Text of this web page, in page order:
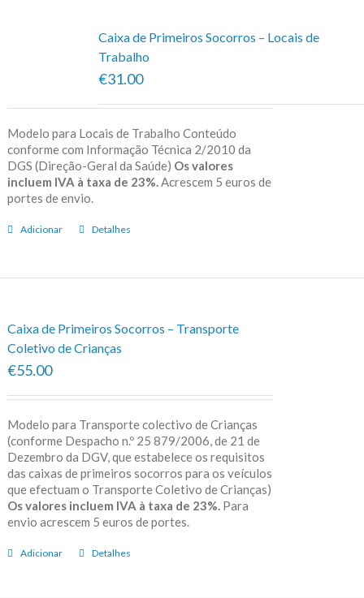
Caixa de Primeiros Socorros – Locais de
Trabalho
€31.00
Modelo para Locais de Trabalho Conteúdo
conforme com Informação Técnica 2/2010 da
DGS (Direção-Geral da Saúde) Os valores
incluem IVA à taxa de 23%. Acrescem 5 euros de
portes de envio.
Adicionar Detalhes
Caixa de Primeiros Socorros – Transporte
Coletivo de Crianças
€55.00
Modelo para Transporte colectivo de Crianças
(conforme Despacho n.º 25 879/2006, de 21 de
Dezembro da DGV, que estabelece os requisitos
das caixas de primeiros socorros para os veículos
que efectuam o Transporte Coletivo de Crianças)
Os valores incluem IVA à taxa de 23%. Para
envio acrescem 5 euros de portes.
Adicionar Detalhes